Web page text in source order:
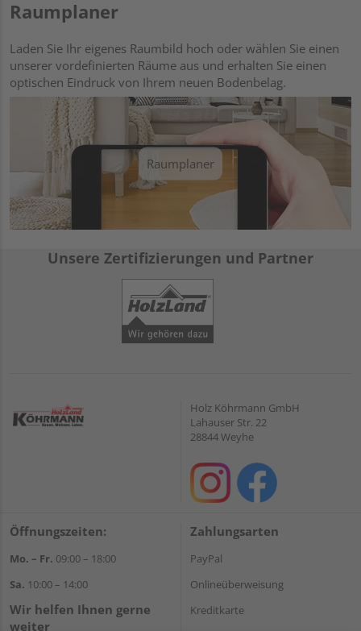
Raumplaner
Laden Sie Ihr eigenes Raumbild hoch oder wählen Sie einen
unserer vordefinierten Räume aus und erhalten Sie einen
optischen Eindruck von Ihrem neuen Bodenbelag.
Raumplaner
Unsere Zertifizierungen und Partner
Holz Köhrmann GmbH
Lahauser Str. 22
28844 Weyhe
Öffnungszeiten:
Mo. – Fr. 09:00 – 18:00
Sa. 10:00 – 14:00
Wir helfen Ihnen gerne
weiter
Zahlungsarten
PayPal
Onlineüberweisung
Kreditkarte